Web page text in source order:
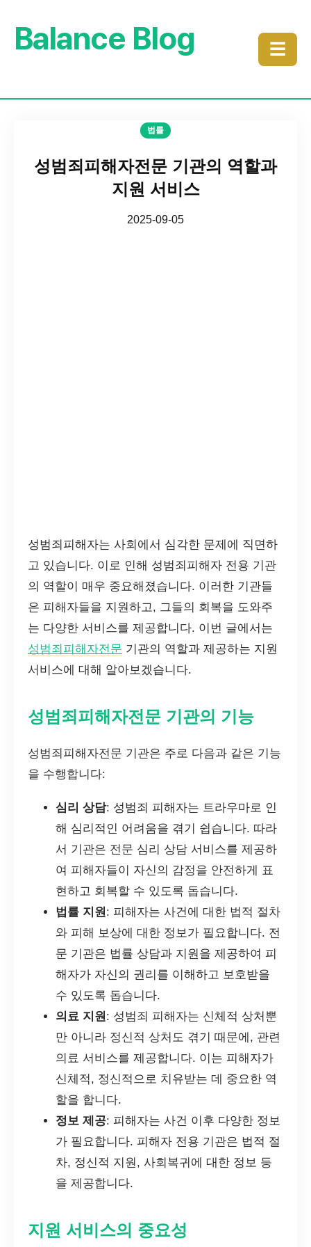
Balance Blog ☰
법률
성범죄피해자전문 기관의 역할과
지원 서비스
2025-09-05
성범죄피해자는 사회에서 심각한 문제에 직면하
고 있습니다. 이로 인해 성범죄피해자 전용 기관
의 역할이 매우 중요해졌습니다. 이러한 기관들
은 피해자들을 지원하고, 그들의 회복을 도와주
는 다양한 서비스를 제공합니다. 이번 글에서는
성범죄피해자전문 기관의 역할과 제공하는 지원
서비스에 대해 알아보겠습니다.
성범죄피해자전문 기관의 기능
성범죄피해자전문 기관은 주로 다음과 같은 기능
을 수행합니다:
심리 상담: 성범죄 피해자는 트라우마로 인
해 심리적인 어려움을 겪기 쉽습니다. 따라
서 기관은 전문 심리 상담 서비스를 제공하
여 피해자들이 자신의 감정을 안전하게 표
현하고 회복할 수 있도록 돕습니다.
법률 지원 : 피해자는 사건에 대한 법적 절차
와 피해 보상에 대한 정보가 필요합니다. 전
문 기관은 법률 상담과 지원을 제공하여 피
해자가 자신의 권리를 이해하고 보호받을
수 있도록 돕습니다.
의료 지원 : 성범죄 피해자는 신체적 상처뿐
만 아니라 정신적 상처도 겪기 때문에, 관련
의료 서비스를 제공합니다. 이는 피해자가
신체적, 정신적으로 치유받는 데 중요한 역
할을 합니다.
정보 제공: 피해자는 사건 이후 다양한 정보
가 필요합니다. 피해자 전용 기관은 법적 절
차, 정신적 지원, 사회복귀에 대한 정보 등
을 제공합니다.
지원 서비스의 중요성